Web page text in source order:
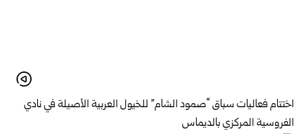
اختتام فعاليات سباق “صمود الشام” للخيول العربية الأصيلة في نادي
الفروسية المركزي بالديماس